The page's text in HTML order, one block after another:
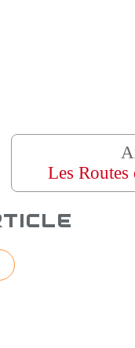
Les